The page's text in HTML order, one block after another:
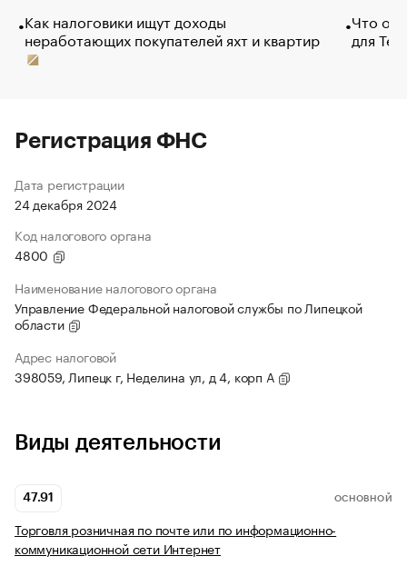
Как налоговики ищут доходы
неработающих покупателей яхт и квартир
Что
для
Регистрация ФНС
Дата регистрации
24 декабря 2024
Код налогового органа
4800
Наименование налогового органа
Управление Федеральной налоговой службы по Липецкой
области
Адрес налоговой
398059, Липецк г, Неделина ул, д 4, корп А
Виды деятельности
47.91 ОСНОВНОЙ
Торговля розничная по почте или по информационно-
коммуникационной сети Интернет